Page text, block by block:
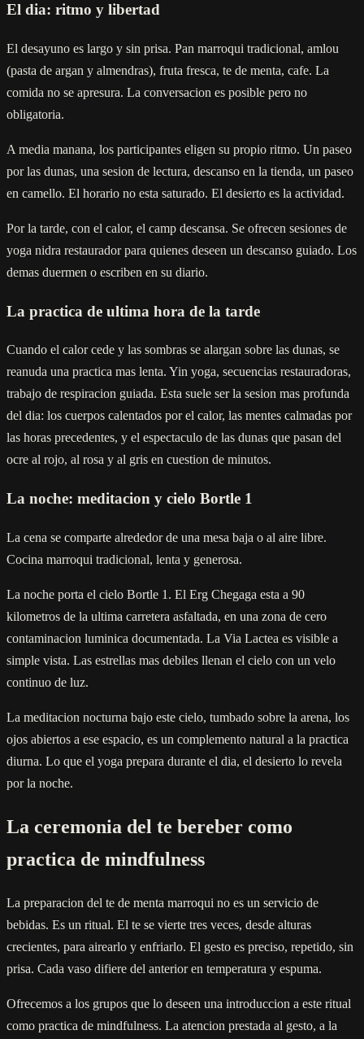
El dia: ritmo y libertad
El desayuno es largo y sin prisa. Pan marroqui tradicional, amlou
(pasta de argan y almendras), fruta fresca, te de menta, cafe. La
comida no se apresura. La conversacion es posible pero no
obligatoria.
A media manana, los participantes eligen su propio ritmo. Un paseo
por las dunas, una sesion de lectura, descanso en la tienda, un paseo
en camello. El horario no esta saturado. El desierto es la actividad.
Por la tarde, con el calor, el camp descansa. Se ofrecen sesiones de
yoga nidra restaurador para quienes deseen un descanso guiado. Los
demas duermen o escriben en su diario.
La practica de ultima hora de la tarde
Cuando el calor cede y las sombras se alargan sobre las dunas, se
reanuda una practica mas lenta. Yin yoga, secuencias restauradoras,
trabajo de respiracion guiada. Esta suele ser la sesion mas profunda
del dia: los cuerpos calentados por el calor, las mentes calmadas por
las horas precedentes, y el espectaculo de las dunas que pasan del
ocre al rojo, al rosa y al gris en cuestion de minutos.
La noche: meditacion y cielo Bortle 1
La cena se comparte alrededor de una mesa baja o al aire libre.
Cocina marroqui tradicional, lenta y generosa.
La noche porta el cielo Bortle 1. El Erg Chegaga esta a 90
kilometros de la ultima carretera asfaltada, en una zona de cero
contaminacion luminica documentada. La Via Lactea es visible a
simple vista. Las estrellas mas debiles llenan el cielo con un velo
continuo de luz.
La meditacion nocturna bajo este cielo, tumbado sobre la arena, los
ojos abiertos a ese espacio, es un complemento natural a la practica
diurna. Lo que el yoga prepara durante el dia, el desierto lo revela
por la noche.
La ceremonia del te bereber como
practica de mindfulness
La preparacion del te de menta marroqui no es un servicio de
bebidas. Es un ritual. El te se vierte tres veces, desde alturas
crecientes, para airearlo y enfriarlo. El gesto es preciso, repetido, sin
prisa. Cada vaso difiere del anterior en temperatura y espuma.
Ofrecemos a los grupos que lo deseen una introduccion a este ritual
como practica de mindfulness. La atencion prestada al gesto, a la